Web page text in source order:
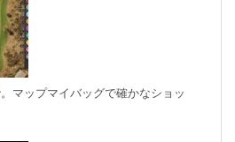
マップマイバッグで確かなショッ